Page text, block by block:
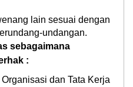
lain sesuai dengan
undangan.
sebagaimana
:
dan Tata Kerja